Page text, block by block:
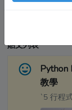
貼文列表
Python
教學
`5 行程